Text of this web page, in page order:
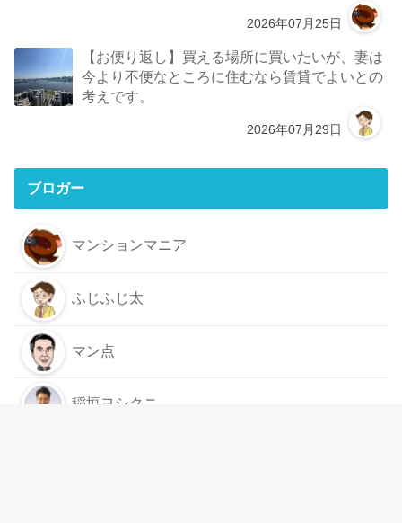
2026年07月25日
【お便り返し】買える場所に買いたいが、妻は
今より不便なところに住むなら賃貸でよいとの
考えです。
2026年07月29日
ブロガー
マンションマニア
ふじふじ太
マン点
稲垣ヨシクニ